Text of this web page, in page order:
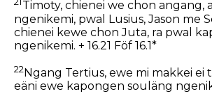
Timoty, chienei we chon angang,
ngenikemi, pwal Lusius, Jason me
chienei kewe chon Juta, ra pwal
ngenikemi. + 16.21 Föf 16.1*
22Ngang Tertius, ewe mi makkei ei
eäni ewe kapongen souläng